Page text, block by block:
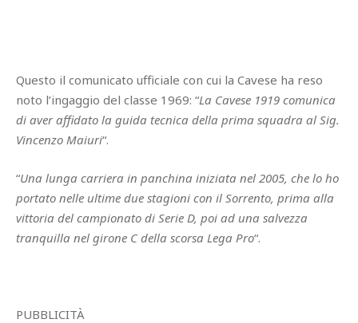
Questo il comunicato ufficiale con cui la Cavese ha reso
noto l’ingaggio del classe 1969: “La Cavese 1919 comunica
di aver affidato la guida tecnica della prima squadra al Sig.
Vincenzo Maiuri“.
“Una lunga carriera in panchina iniziata nel 2005, che lo ho
portato nelle ultime due stagioni con il Sorrento, prima alla
vittoria del campionato di Serie D, poi ad una salvezza
tranquilla nel girone C della scorsa Lega Pro“.
PUBBLICITÀ